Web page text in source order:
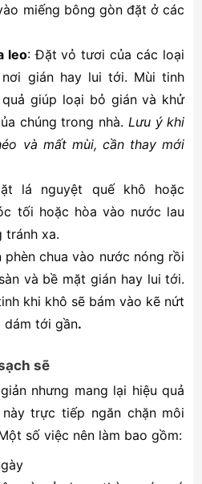
miếng bông gòn đặt ở các
leo: Đặt vỏ tươi của các loại
gián hay lui tới. Mùi tinh
giúp loại bỏ gián và khử
chúng trong nhà. Lưu ý khi
và mất mùi, cần thay mới
lá nguyệt quế khô hoặc
tối hoặc hòa vào nước lau
tránh xa.
phèn chua vào nước nóng rồi
và bề mặt gián hay lui tới.
khi khô sẽ bám vào kẽ nứt
dám tới gần.
sẽ
nhưng mang lại hiệu quả
trực tiếp ngăn chặn môi
số việc nên làm bao gồm: